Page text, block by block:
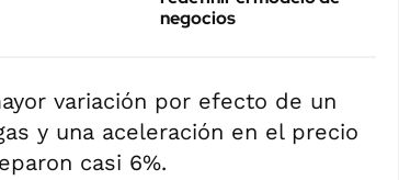
negocios
variación por efecto de un
y una aceleración en el precio
casi 6%.